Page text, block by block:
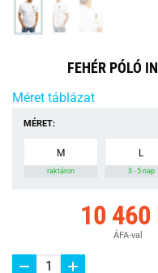
FEHÉR PÓLÓ
Méret táblázat
MÉRET:
M
raktáron
L
3 - 5 nap
10 460
ÁFA-val